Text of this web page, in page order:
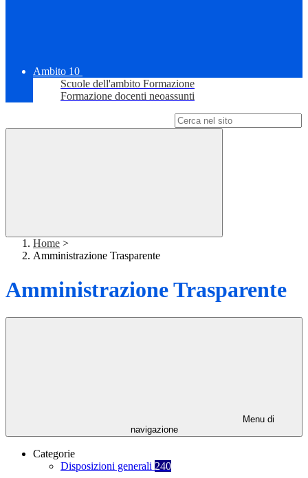
Ambito 10
Scuole dell'ambito Formazione
Formazione docenti neoassunti
Home >
Amministrazione Trasparente
Amministrazione Trasparente
Menu di
navigazione
Categorie
Disposizioni generali 240